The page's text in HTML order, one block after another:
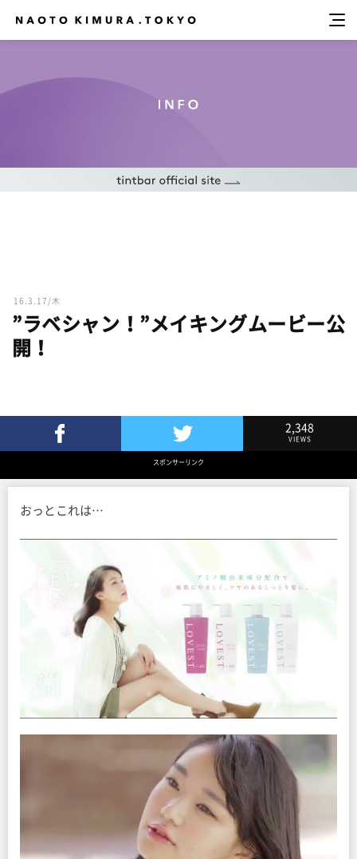
16.3.17/木
”ラベシャン！”メイキングムービー公
開！
Twitterでツイート
2,348
VIEWS
スポンサーリンク
おっとこれは…